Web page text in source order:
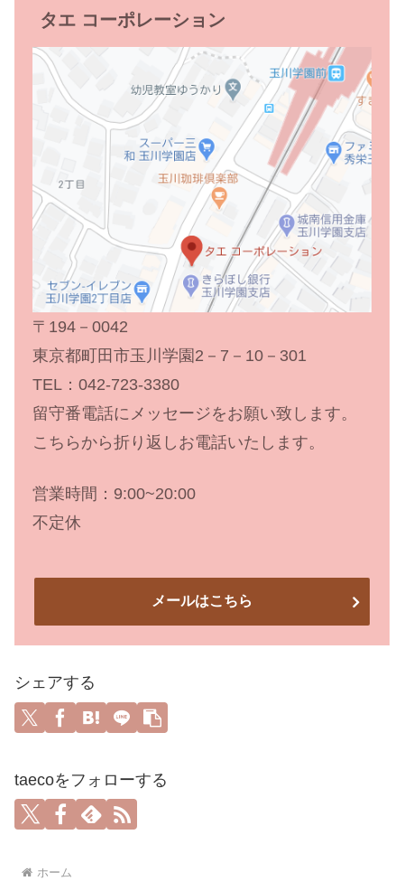
タエ コーポレーション
〒194－0042
東京都町田市玉川学園2－7－10－301
TEL：042-723-3380
留守番電話にメッセージをお願い致します。
こちらから折り返しお電話いたします。
営業時間：9:00~20:00
不定休
メールはこちら
シェアする
taecoをフォローする
ホーム